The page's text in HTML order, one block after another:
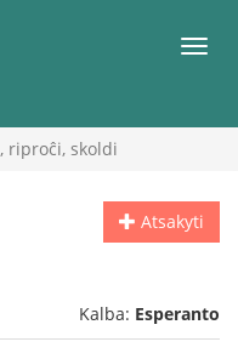
riproĉi, skoldi
Atsakyti
Kalba: Esperanto